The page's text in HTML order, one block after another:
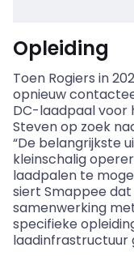
Opleiding
Toen Rogiers in
opnieuw
DC-laadpaal voor
Steven op zoek
“De belangrijkste
kleinschalig
laadpalen te
siert Smappee
samenwerking
specifieke
laadinfrastructuur